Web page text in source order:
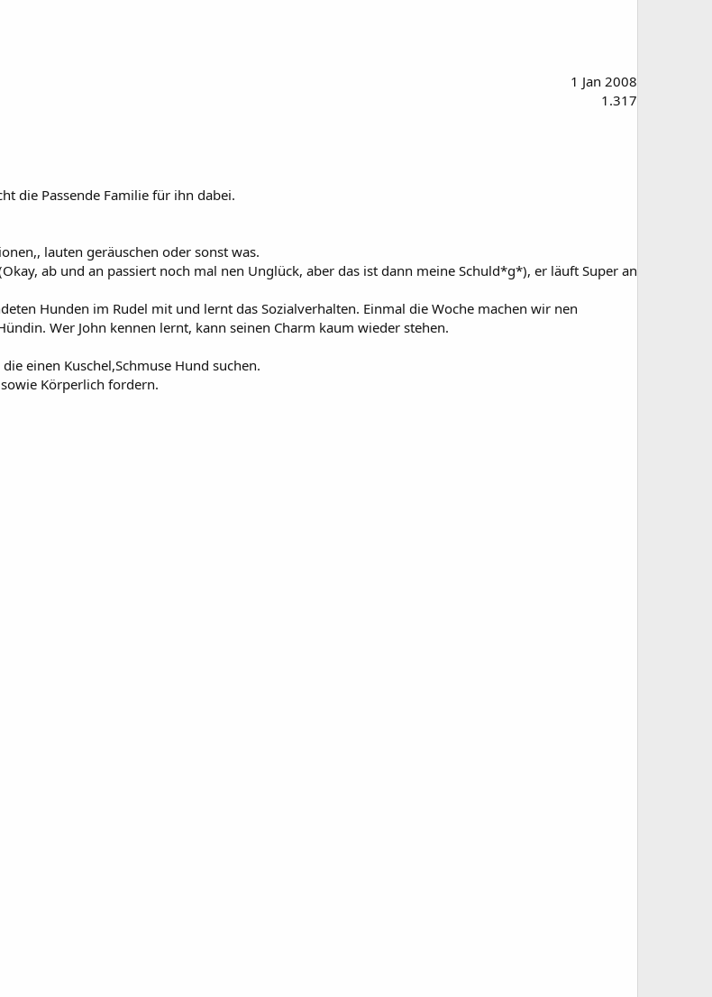
1 Jan 2008
1.317
die Passende Familie für ihn dabei.
lauten geräuschen oder sonst was.
ab und an passiert noch mal nen Unglück, aber das ist dann meine Schuld*g*), er läuft Super an
Hunden im Rudel mit und lernt das Sozialverhalten. Einmal die Woche machen wir nen
Wer John kennen lernt, kann seinen Charm kaum wieder stehen.
einen Kuschel,Schmuse Hund suchen.
Körperlich fordern.